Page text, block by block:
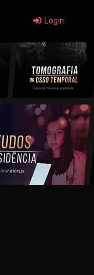
Login